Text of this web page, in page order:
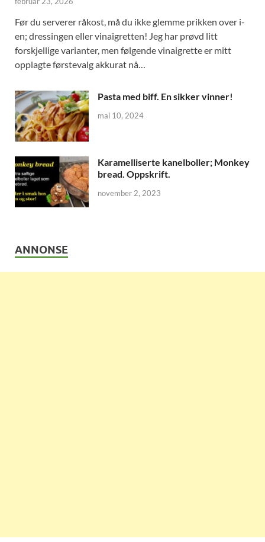
Før du serverer råkost, må du ikke glemme prikken over i-
en; dressingen eller vinaigretten! Jeg har prøvd litt
forskjellige varianter, men følgende vinaigrette er mitt
opplagte førstevalg akkurat nå…
Pasta med biff. En sikker vinner!
mai 10, 2024
Karamelliserte kanelboller; Monkey
bread. Oppskrift.
november 2, 2023
ANNONSE